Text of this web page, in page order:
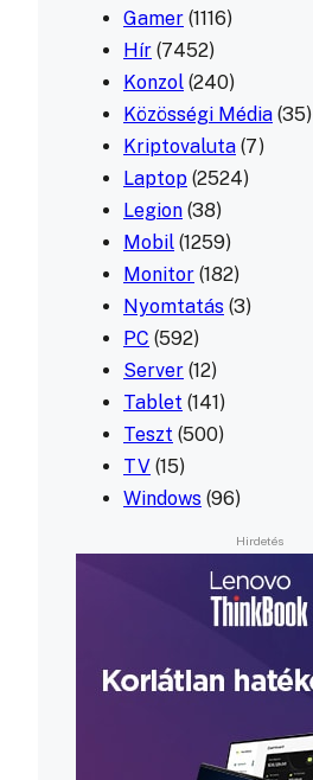
Gamer (1116)
Hír (7452)
Konzol (240)
Közösségi Média (35)
Kriptovaluta (7)
Laptop (2524)
Legion (38)
Mobil (1259)
Monitor (182)
Nyomtatás (3)
PC (592)
Server (12)
Tablet (141)
Teszt (500)
TV (15)
Windows (96)